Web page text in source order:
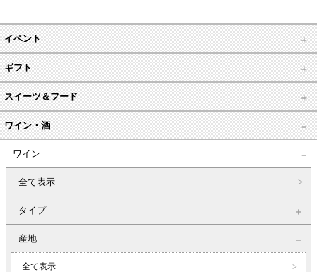
イベント
ギフト
スイーツ＆フード
ワイン・酒
ワイン
全て表示
タイプ
産地
全て表示